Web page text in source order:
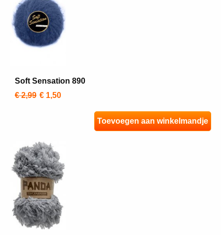
Soft Sensation 890
€ 2,99 € 1,50
Toevoegen aan winkelmandje